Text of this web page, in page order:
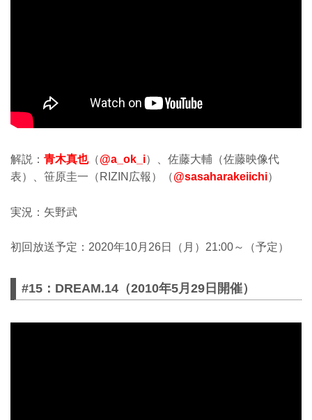
解説： 青木真也（@a_ok_i）、佐藤大輔（佐藤映像代
表）、笹原圭一（RIZIN広報）（@sasaharakeiichi）
実況：矢野武
初回放送予定：2020年10月26日（月）21:00～（予定）
#15：DREAM.14（2010年5月29日開催）